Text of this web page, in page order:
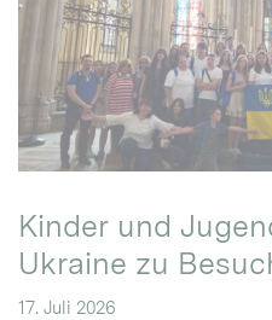
Kinder und
Ukraine zu
17. Juli 2026